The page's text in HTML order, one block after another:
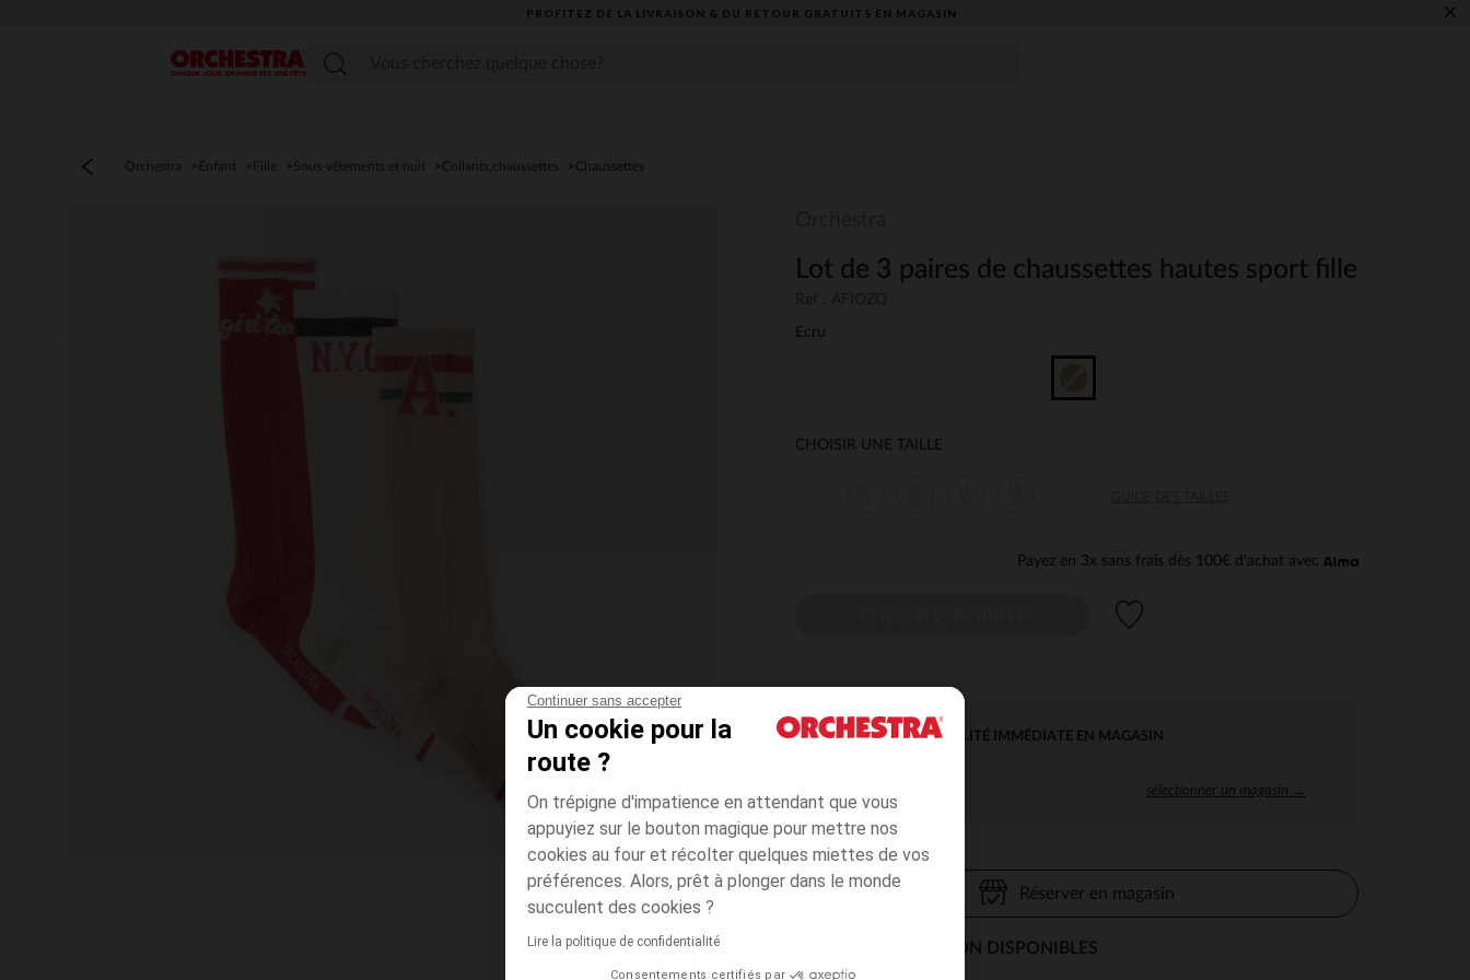
Continuer sans accepter
Un cookie pour la
route ?
On trépigne d'impatience en attendant que vous
appuyiez sur le bouton magique pour mettre nos
cookies au four et récolter quelques miettes de vos
préférences. Alors, prêt à plonger dans le monde
succulent des cookies ?
Lire la politique de confidentialité
Consentements certifiés par
PROFITEZ DE LA LIVRAISON & DU RETOUR GRATUITS EN MAGASIN​ ×
Menu
Orchestra Enfant Fille Sous-vêtements et nuit Collants,chaussettes Chaussettes
Lot de 3 paires de chaussettes hautes sport fille
Ecru
CHOISIR UNE TAILLE
Payez en 3x sans frais dès 100€ d'achat avec
DISPONIBILITÉ IMMÉDIATE EN MAGASIN
sélectionner un magasin →
Réserver en magasin
MODES DE LIVRAISON DISPONIBLES